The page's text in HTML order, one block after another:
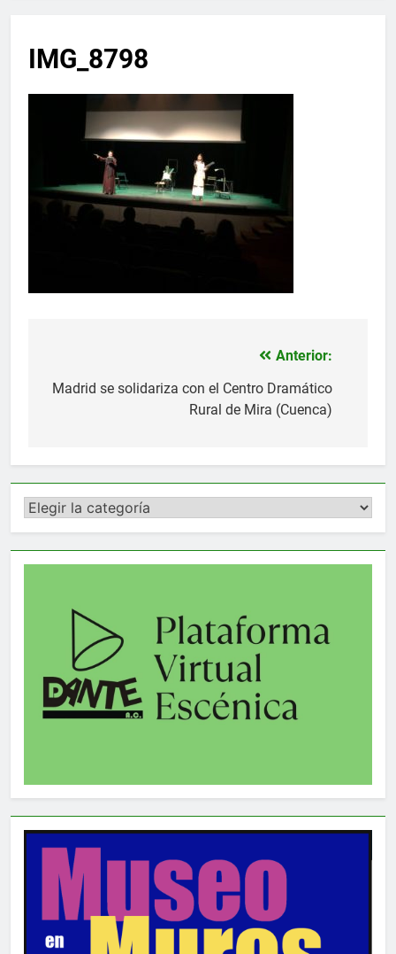
IMG_8798
de
Anterior:
Madrid se solidariza con el Centro Dramático
Rural de Mira (Cuenca)
Categorías